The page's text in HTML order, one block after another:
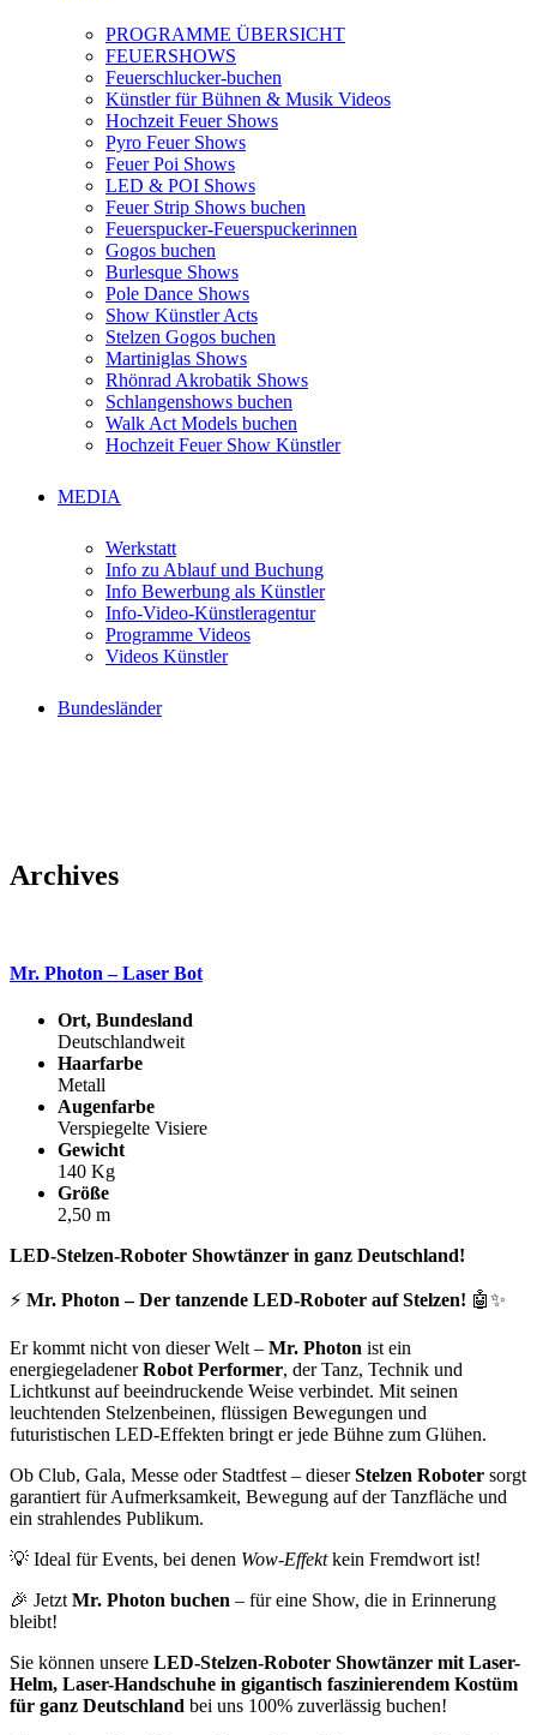
PROGRAMME ÜBERSICHT
FEUERSHOWS
Feuerschlucker-buchen
Künstler für Bühnen & Musik Videos
Hochzeit Feuer Shows
Pyro Feuer Shows
Feuer Poi Shows
LED & POI Shows
Feuer Strip Shows buchen
Feuerspucker-Feuerspuckerinnen
Gogos buchen
Burlesque Shows
Pole Dance Shows
Show Künstler Acts
Stelzen Gogos buchen
Martiniglas Shows
Rhönrad Akrobatik Shows
Schlangenshows buchen
Walk Act Models buchen
Hochzeit Feuer Show Künstler
MEDIA
Werkstatt
Info zu Ablauf und Buchung
Info Bewerbung als Künstler
Info-Video-Künstleragentur
Programme Videos
Videos Künstler
Bundesländer
Archives
Mr. Photon – Laser Bot
Ort, Bundesland
Deutschlandweit
Haarfarbe
Metall
Augenfarbe
Verspiegelte Visiere
Gewicht
140 Kg
Größe
2,50 m
LED-Stelzen-Roboter Showtänzer in ganz Deutschland!
⚡️ Mr. Photon – Der tanzende LED-Roboter auf Stelzen! 🤖✨
Er kommt nicht von dieser Welt – Mr. Photon ist ein
energiegeladenerRobot Performer, der Tanz, Technik und
Lichtkunst auf beeindruckende Weise verbindet. Mit seinen
leuchtenden Stelzenbeinen, flüssigen Bewegungen und
futuristischen LED-Effekten bringt er jede Bühne zum Glühen.
Ob Club, Gala, Messe oder Stadtfest – dieserStelzen Roboter sorgt
garantiert für Aufmerksamkeit, Bewegung auf der Tanzfläche und
ein strahlendes Publikum.
💡 Ideal für Events, bei denen Wow-Effektkein Fremdwort ist!
🎉 JetztMr. Photon buchen – für eine Show, die in Erinnerung
bleibt!
Sie können unsere LED-Stelzen-Roboter Showtänzer mit Laser-
Helm, Laser-Handschuhe in gigantisch faszinierendem Kostüm
für ganz Deutschland bei uns 100% zuverlässig buchen!